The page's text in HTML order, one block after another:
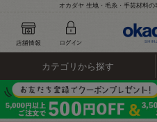
オカダヤ 生地・毛糸・手芸材料の
カテゴリから探す